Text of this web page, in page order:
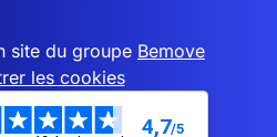
site du groupe Bemove
les cookies
4,7/5